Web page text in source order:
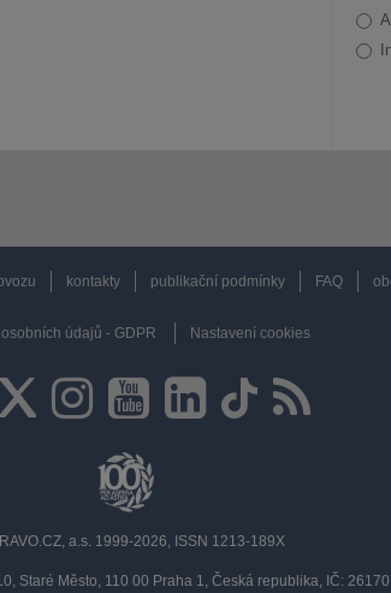
kontakty publikační podmínky FAQ
údajů - GDPR Nastavení cookies
a.s. 1999-2026, ISSN 1213-189X
Staré Město, 110 00 Praha 1, Česká republika, IČ: